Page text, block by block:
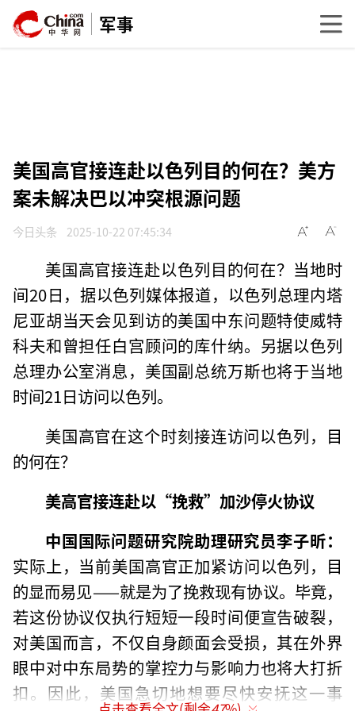
军事
美国高官接连赴以色列目的何在？美方
案未解决巴以冲突根源问题
今日头条 2025-10-22 07:45:34
美国高官接连赴以色列目的何在？当地时
间20日，据以色列媒体报道，以色列总理内塔
尼亚胡当天会见到访的美国中东问题特使威特
科夫和曾担任白宫顾问的库什纳。另据以色列
总理办公室消息，美国副总统万斯也将于当地
时间21日访问以色列。
美国高官在这个时刻接连访问以色列，目
的何在？
美高官接连赴以“挽救”加沙停火协议
中国国际问题研究院助理研究员李子昕：
实际上，当前美国高官正加紧访问以色列，目
的显而易见——就是为了挽救现有协议。毕竟，
若这份协议仅执行短短一段时间便宣告破裂，
对美国而言，不仅自身颜面会受损，其在外界
眼中对中东局势的掌控力与影响力也将大打折
扣。因此，美国急切地想要尽快安抚这一事